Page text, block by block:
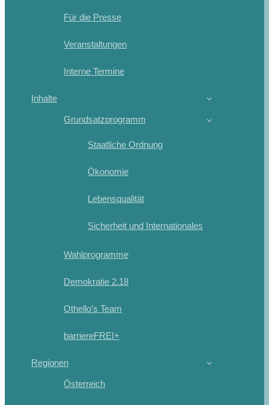
Für die Presse
Veranstaltungen
Interne Termine
Inhalte
Grundsatzprogramm
Staatliche Ordnung
Ökonomie
Lebensqualität
Sicherheit und Internationales
Wahlprogramme
Demokratie 2.18
Othello’s Team
barriereFREI+
Regionen
Österreich